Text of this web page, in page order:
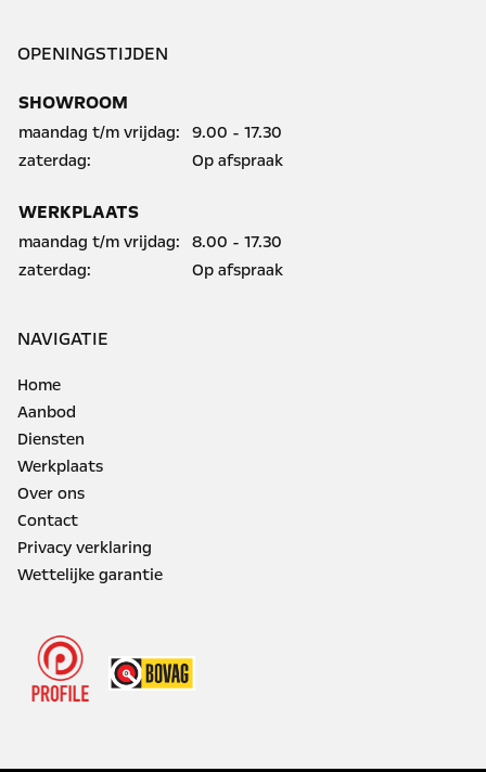
OPENINGSTIJDEN
SHOWROOM
maandag t/m vrijdag:
9.00 - 17.30
zaterdag:
Op afspraak
WERKPLAATS
maandag t/m vrijdag:
8.00 - 17.30
zaterdag:
Op afspraak
NAVIGATIE
Home
Aanbod
Diensten
Werkplaats
Over ons
Contact
Privacy verklaring
Wettelijke garantie